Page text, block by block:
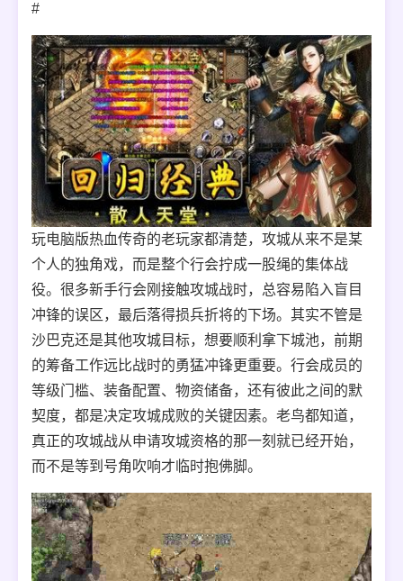
#
玩电脑版热血传奇的老玩家都清楚，攻城从来不是某
个人的独角戏，而是整个行会拧成一股绳的集体战
役。很多新手行会刚接触攻城战时，总容易陷入盲目
冲锋的误区，最后落得损兵折将的下场。其实不管是
沙巴克还是其他攻城目标，想要顺利拿下城池，前期
的筹备工作远比战时的勇猛冲锋更重要。行会成员的
等级门槛、装备配置、物资储备，还有彼此之间的默
契度，都是决定攻城成败的关键因素。老鸟都知道，
真正的攻城战从申请攻城资格的那一刻就已经开始，
而不是等到号角吹响才临时抱佛脚。